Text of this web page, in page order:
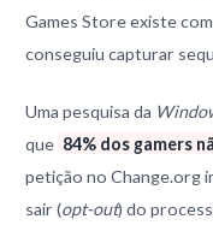
Games Store existe
conseguiu capturar
Uma pesquisa da
que 84% dos gamers
petição no Change.org
sair (opt-out) do